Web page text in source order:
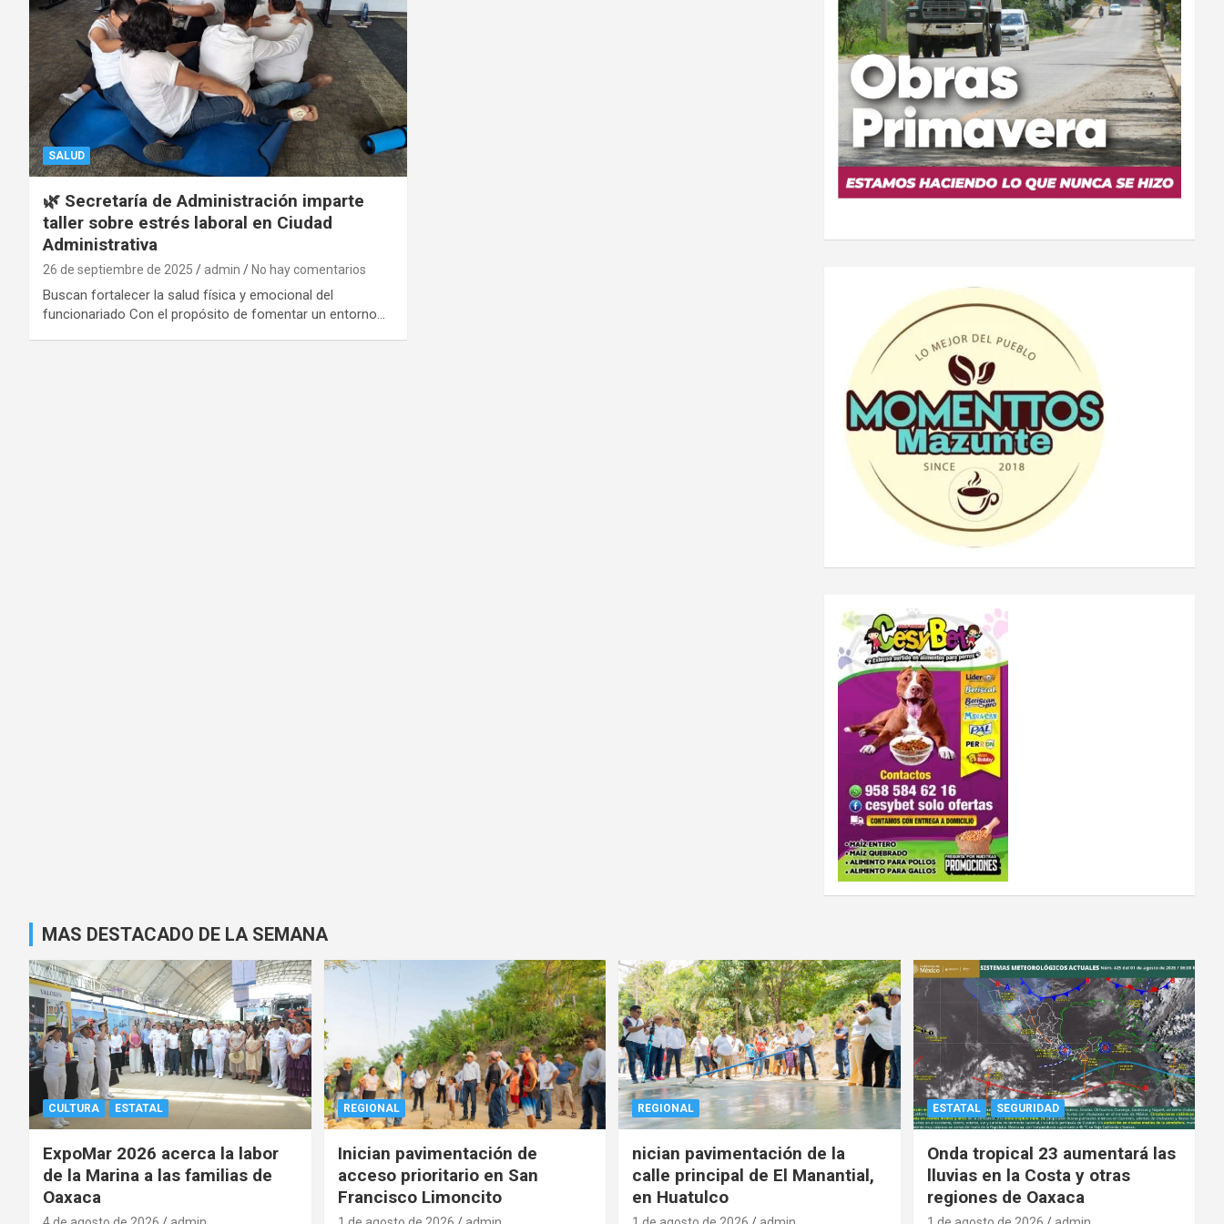
SALUD
🌿 Secretaría de Administración imparte
taller sobre estrés laboral en Ciudad
Administrativa
26 de septiembre de 2025 admin No hay comentarios
Buscan fortalecer la salud física y emocional del
funcionariado Con el propósito de fomentar un entorno…
MAS DESTACADO DE LA SEMANA
CULTURA ESTATAL
ExpoMar 2026 acerca la labor
de la Marina a las familias de
Oaxaca
REGIONAL
Inician pavimentación de
acceso prioritario en San
Francisco Limoncito
REGIONAL
nician pavimentación de la
calle principal de El Manantial,
en Huatulco
ESTATAL SEGURIDAD
Onda tropical 23 aumentará las
lluvias en la Costa y otras
regiones de Oaxaca